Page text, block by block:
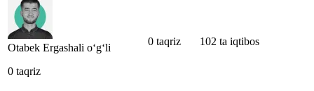
Otabek Ergashali o‘g‘li
0 taqriz
0 taqriz 102 ta iqtibos